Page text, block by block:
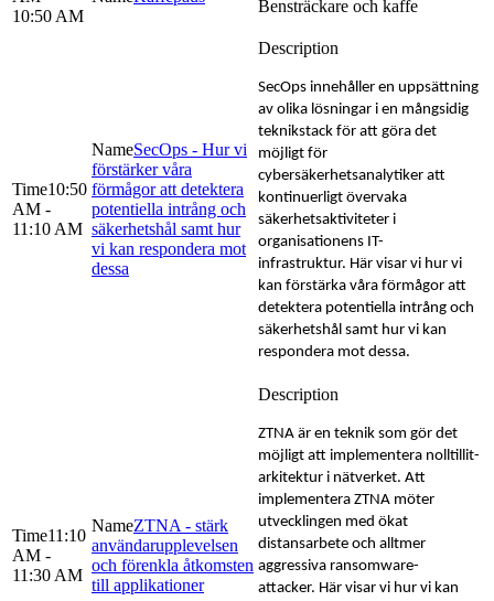
10:50 AM
Bensträckare och kaffe
10:50
AM -
11:10 AM
SecOps - Hur vi
förstärker våra
förmågor att detektera
potentiella intrång och
säkerhetshål samt hur
vi kan respondera mot
dessa
SecOps innehåller en uppsättning
av olika lösningar i en mångsidig
teknikstack för att göra det
möjligt för
cybersäkerhetsanalytiker att
kontinuerligt övervaka
säkerhetsaktiviteter i
organisationens IT-
infrastruktur. Här visar vi hur vi
kan förstärka våra förmågor att
detektera potentiella intrång och
säkerhetshål samt hur vi kan
respondera mot dessa.
11:10
AM -
11:30 AM
ZTNA - stärk
användarupplevelsen
och förenkla åtkomsten
till applikationer
ZTNA är en teknik som gör det
möjligt att implementera nolltillit-
arkitektur i nätverket. Att
implementera ZTNA möter
utvecklingen med ökat
distansarbete och alltmer
aggressiva ransomware-
attacker. Här visar vi hur vi kan